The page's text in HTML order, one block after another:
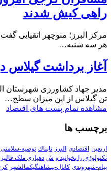
راهی کیش شدند
مرکز البرز؛ منوچهر اتقیایی
هر سه شنبه…
آغاز برداشت گیلاس
تن گیلاس از این میزان سطح…
مشاهده تمام پست های اقتصاد
برچسب ها
اربعین اقتصادی البرز تابناك توصیه-سلامتی
تکنولوڑی را بخوانید و ش دهیاری ملک فالیز
پیام-شهروندی کانال-پیشاهنگیکمالشهر